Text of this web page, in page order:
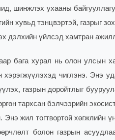
шинжлэх ухааны
хувьд тэнцвэртэй, газрыг
дэлхийн үйлсэд хамтран
бага хурал нь олон улсын
хэрэгжүүлэхэд чиглэнэ. Энэ
газрын доройтлыг
тархсан бэлчээрийн
жил тогтвортой хөгжлийн
болон газрын